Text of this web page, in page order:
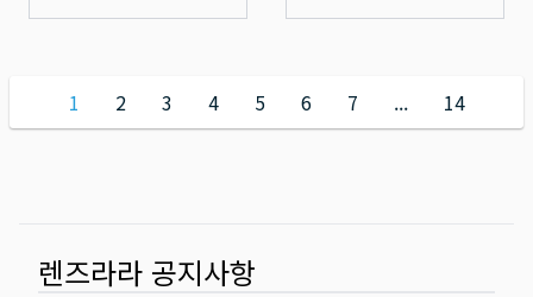
1 2 3 4 5 6 7 ... 14
렌즈라라 공지사항